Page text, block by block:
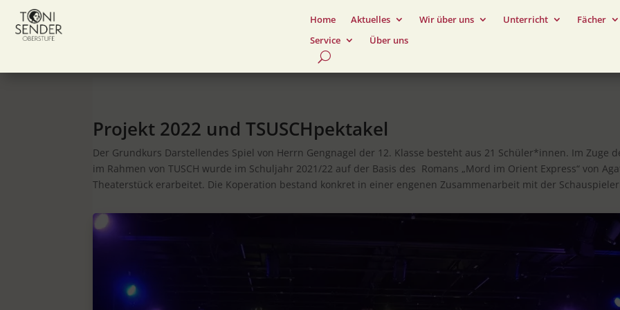
Home Aktuelles Wir über uns Unterricht Fächer
Service
Über uns
Projekt 2022 und TSUSCHpektakel
Der Grundkurs Darstellendes Spiel von Herrn Gengnagel der 12. Klasse besteht aus 21 Schüler*innen. Im Zuge
im Rahmen von TUSCH wurde im Schuljahr 2021/22 auf der Basis des Romans „Mord im Orient Express“ von
Theaterstück erarbeitet. Die Koperation bestand konkret in einer engenen Zusammenarbeit mit der